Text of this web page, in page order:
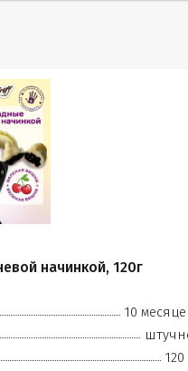
начинкой, 120г
10
120